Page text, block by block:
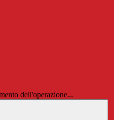
dell'operazione...